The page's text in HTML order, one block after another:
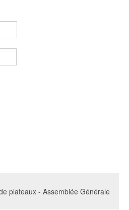
plateaux - Assemblée Générale